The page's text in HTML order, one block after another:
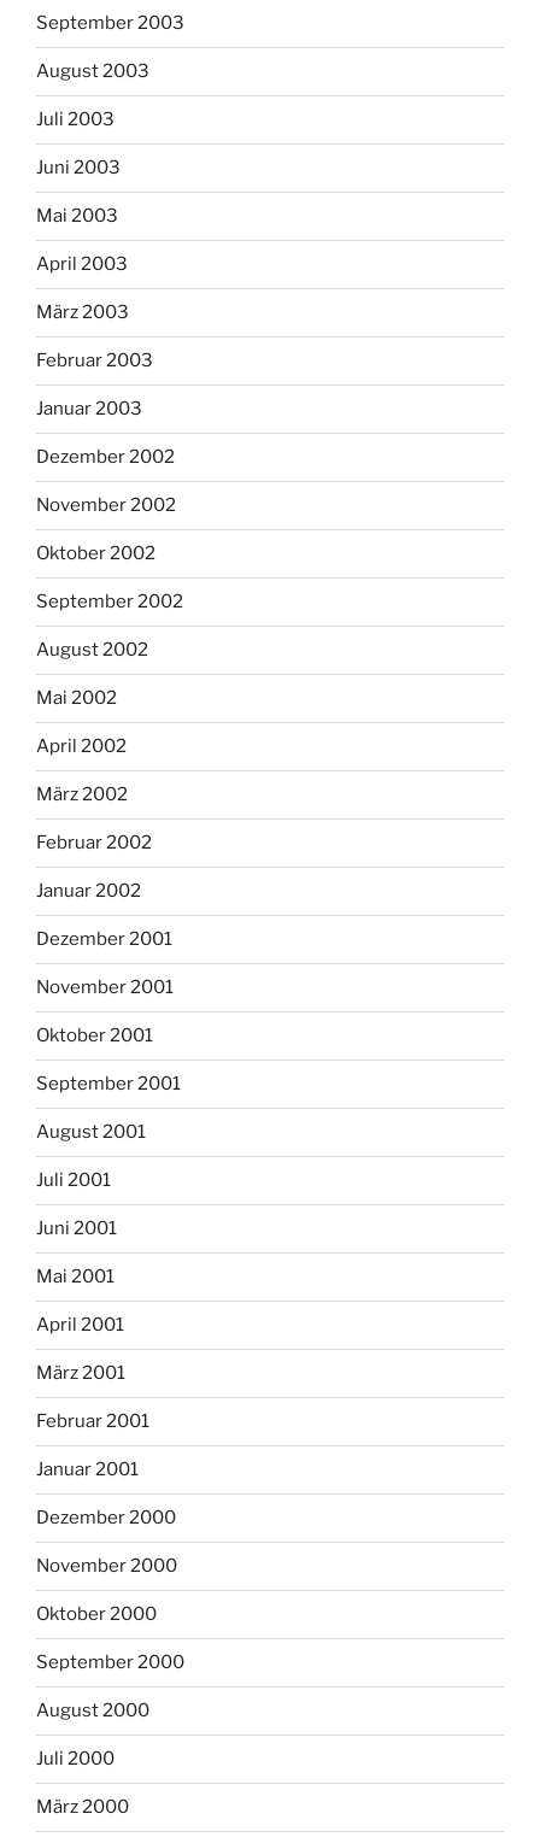
September 2003
August 2003
Juli 2003
Juni 2003
Mai 2003
April 2003
März 2003
Februar 2003
Januar 2003
Dezember 2002
November 2002
Oktober 2002
September 2002
August 2002
Mai 2002
April 2002
März 2002
Februar 2002
Januar 2002
Dezember 2001
November 2001
Oktober 2001
September 2001
August 2001
Juli 2001
Juni 2001
Mai 2001
April 2001
März 2001
Februar 2001
Januar 2001
Dezember 2000
November 2000
Oktober 2000
September 2000
August 2000
Juli 2000
März 2000